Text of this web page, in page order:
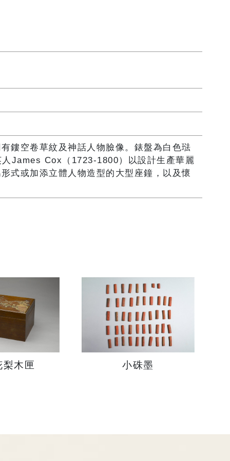
鏤空卷草紋及神話人物臉像。錶盤為白色琺
James Cox（1723-1800）以設計生產華麗
式或加添立體人物造型的大型座鐘，以及懷
梨木匣 小硃墨